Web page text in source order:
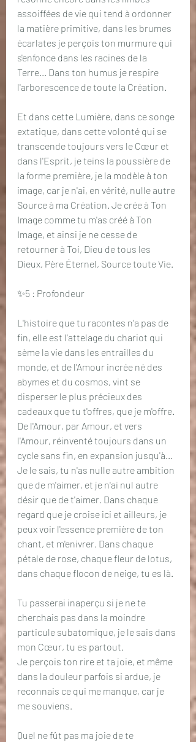
assoiffées de vie qui tend à ordonner
la matière primitive, dans les brumes
écarlates je perçois ton murmure qui
s'enfonce dans les racines de la
Terre... Dans ton humus je respire
l'arborescence de toute la Création.
Et dans cette Lumière, dans ce songe
extatique, dans cette volonté qui se
transcende toujours vers le Cœur et
dans l'Esprit, je teins la poussière de
la forme première, je la modèle à ton
image, car je n'ai, en vérité, nulle autre
Source à ma Création. Je crée à Ton
Image comme tu m'as créé à Ton
Image, et ainsi je ne cesse de
retourner à Toi, Dieu de tous les
Dieux, Père Éternel, Source toute Vie.
✨5 : Profondeur
L'histoire que tu racontes n'a pas de
fin, elle est l'attelage du chariot qui
sème la vie dans les entrailles du
monde, et de l'Amour incrée né des
abymes et du cosmos, vint se
disperser le plus précieux des
cadeaux que tu t'offres, que je m'offre.
De l'Amour, par Amour, et vers
l'Amour, réinventé toujours dans un
cycle sans fin, en expansion jusqu'à...
Je le sais, tu n'as nulle autre ambition
que de m'aimer, et je n'ai nul autre
désir que de t'aimer. Dans chaque
regard que je croise ici et ailleurs, je
peux voir l'essence première de ton
chant, et m'enivrer. Dans chaque
pétale de rose, chaque fleur de lotus,
dans chaque flocon de neige, tu es là.
Tu passerai inaperçu si je ne te
cherchais pas dans la moindre
particule subatomique, je le sais dans
mon Cœur, tu es partout.
Je perçois ton rire et ta joie, et même
dans la douleur parfois si ardue, je
reconnais ce qui me manque, car je
me souviens.
Quel ne fût pas ma joie de te